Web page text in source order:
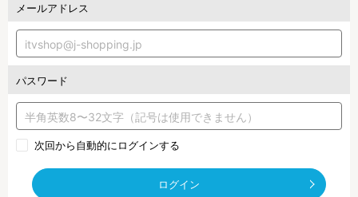
メールアドレス
パスワード
次回から自動的にログインする
ログイン